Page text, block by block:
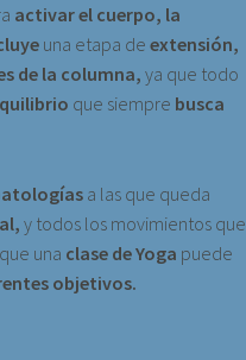
activar el cuerpo, la
una etapa de extensión,
de la columna, ya que todo
que siempre busca
a las que queda
y todos los movimientos que
una clase de Yoga puede
objetivos.